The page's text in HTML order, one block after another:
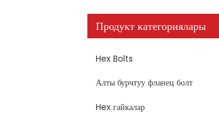
Продукт категориялары
Hex Bolts
Алты бурчтуу фланец болт
Hex гайкалар